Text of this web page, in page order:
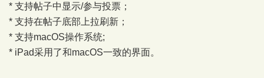
* 支持帖子中显示/参与投票；
* 支持在帖子底部上拉刷新；
* 支持macOS操作系统;
* iPad采用了和macOS一致的界面。